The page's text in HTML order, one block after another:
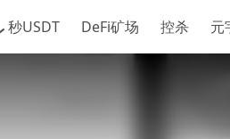
秒USDT DeFi矿场 控杀 元